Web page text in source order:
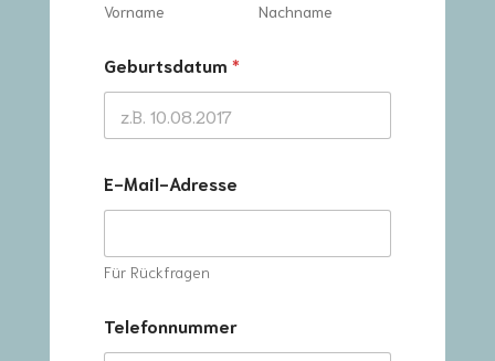
Vorname Nachname
Geburtsdatum *
E-Mail-Adresse
Für Rückfragen
Telefonnummer